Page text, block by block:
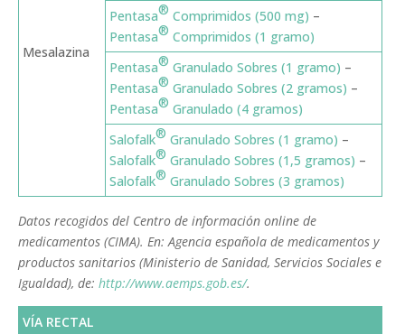
Mesalazina
Pentasa® Comprimidos (500 mg) –
Pentasa® Comprimidos (1 gramo)
Pentasa® Granulado Sobres (1 gramo) –
Pentasa® Granulado Sobres (2 gramos) –
Pentasa® Granulado (4 gramos)
Salofalk® Granulado Sobres (1 gramo) –
Salofalk® Granulado Sobres (1,5 gramos) –
Salofalk® Granulado Sobres (3 gramos)
Datos recogidos del Centro de información online de
medicamentos (CIMA). En: Agencia española de medicamentos y
productos sanitarios (Ministerio de Sanidad, Servicios Sociales e
Igualdad), de: http://www.aemps.gob.es/.
VÍA RECTAL